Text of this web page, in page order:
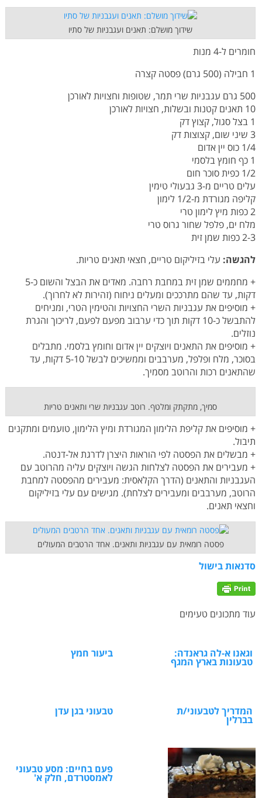
שידוך מושלם: תאנים ועגבניות של סתיו
חומרים ל-4 מנות
1 חבילה (500 גרם) פסטה קצרה
500 גרם עגבניות שרי תמר, שטופות וחצויות לאורכן
10 תאנים קטנות ובשלות, חצויות לאורכן
1 בצל סגול, קצוץ דק
3 שיני שום, קצוצות דק
1/4 כוס יין אדום
1 כף חומץ בלסמי
1/2 כפית סוכר חום
עלים טריים מ-3 גבעולי טימין
קליפה מגורדת מ-1/2 לימון
2 כפות מיץ לימון טרי
מלח ים, פלפל שחור גרוס טרי
2-3 כפות שמן זית
להגשה: עלי בזיליקום טריים, חצאי תאנים טריות.
+ מחממים שמן זית במחבת רחבה. מאדים את הבצל והשום כ-5
דקות, עד שהם מתרככים ומעלים ניחוח (זהירות לא לחרוך).
+ מוסיפים את עגבניות השרי החצויות והטימין הטרי, ומניחים
להתבשל כ-10 דקות תוך כדי ערבוב מפעם לפעם, לריכוך והגרת
נוזלים.
+ מוסיפים את התאנים ויוצקים יין אדום וחומץ בלסמי. מתבלים
בסוכר, מלח ופלפל, מערבבים וממשיכים לבשל 5-10 דקות, עד
שהתאנים רכות והרוטב מסמיך.
סמיך, מתקתק ומלטף. רוטב עגבניות שרי ותאנים טריות
+ מוסיפים את קליפת הלימון המגורדת ומיץ הלימון, טועמים ומתקנים
תיבול.
+ מבשלים את הפסטה לפי הוראות היצרן לדרגת אל-דנטה.
+ מעבירים את הפסטה לצלחות הגשה ויוצקים עליה מהרוטב עם
העגבניות והתאנים (הדרך הקלאסית: מעבירים מהפסטה למחבת
הרוטב, מערבבים ומעבירים לצלחת). מגישים עם עלי בזיליקום
וחצאי תאנים.
פסטה רומאית עם עגבניות ותאנים. אחד הרטבים המעולים
סדנאות בישול
עוד מתכונים טעימים
וגאנו א-לה גראנדה:
טבעונות בארץ המגף
ביעור חמץ
המדריך לטבעוני/ת
בברלין
טבעוני בגן עדן
פעם בחיים: מסע טבעוני
לאמסטרדם, חלק א'